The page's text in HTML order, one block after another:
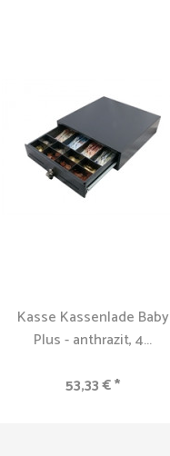
Kasse Kassenlade Baby
Plus - anthrazit, 4...
53,33 € *